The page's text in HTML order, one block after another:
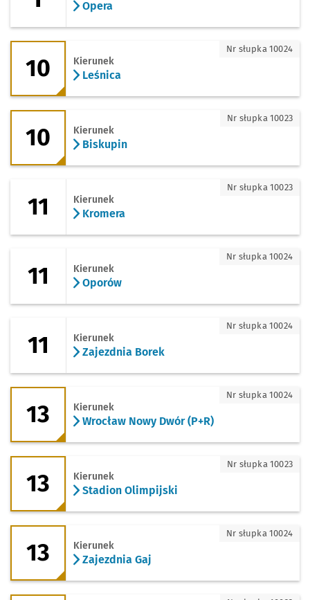
Opera
10 - kierunek Leśnica
10 Kierunek
Leśnica
Nr słupka 10024
10 - kierunek Biskupin
10 Kierunek
Biskupin
Nr słupka 10023
11 Kierunek
Kromera
Nr słupka 10023
11 Kierunek
Oporów
Nr słupka 10024
11 - kierunek Zajezdnia Borek
11 Kierunek
Zajezdnia Borek
Nr słupka 10024
13 - kierunek Wrocław Nowy Dwór
13 Kierunek
Wrocław Nowy Dwór (P+R)
Nr słupka 10024
13 - kierunek Stadion Olimpijski
13 Kierunek
Stadion Olimpijski
Nr słupka 10023
13 - kierunek Zajezdnia Gaj
13 Kierunek
Zajezdnia Gaj
Nr słupka 10024